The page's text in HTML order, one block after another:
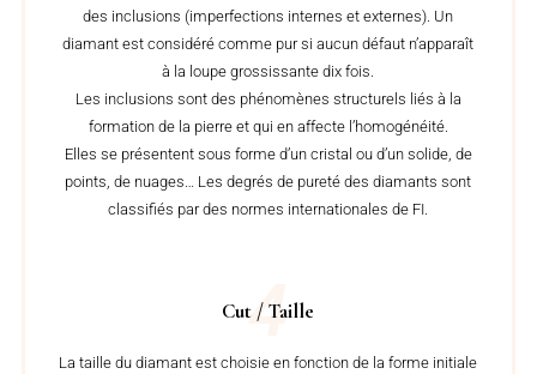
des inclusions (imperfections internes et externes). Un
diamant est considéré comme pur si aucun défaut n’apparaît
à la loupe grossissante dix fois.
Les inclusions sont des phénomènes structurels liés à la
formation de la pierre et qui en affecte l’homogénéité.
Elles se présentent sous forme d’un cristal ou d’un solide, de
points, de nuages… Les degrés de pureté des diamants sont
classifiés par des normes internationales de FI.
4
Cut / Taille
La taille du diamant est choisie en fonction de la forme initiale